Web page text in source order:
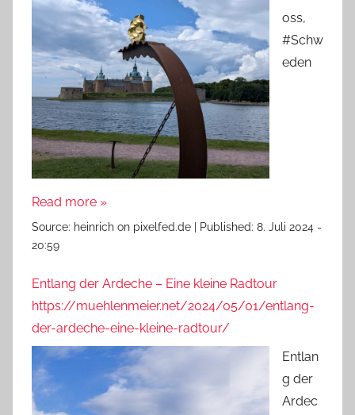
oss,
#Schw
eden
Read more »
Source: heinrich on pixelfed.de Published: 8. Juli 2024 -
20:59
Entlang der Ardeche – Eine kleine Radtour
https://muehlenmeier.net/2024/05/01/entlang-
der-ardeche-eine-kleine-radtour/
Entlan
g der
Ardec